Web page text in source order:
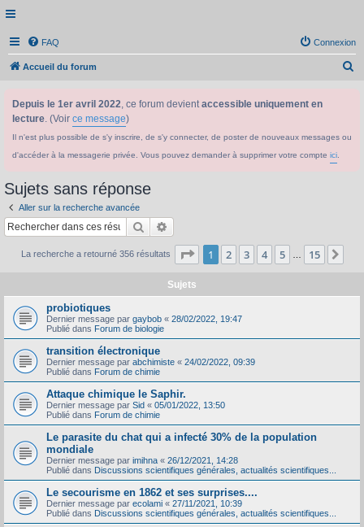
FAQ Connexion
Accueil du forum
Depuis le 1er avril 2022, ce forum devientaccessible uniquement en
lecture. (Voir ce message)
Il n'est plus possible de s'y inscrire, de s'y connecter, de poster de nouveaux messages ou
d'accéder à la messagerie privée. Vous pouvez demander à supprimer votre compte ici
Sujets sans réponse
Aller sur la recherche avancée
Rechercher
La recherche a retourné 356 résultats Page 1sur15
1 2 3 4 5 15
Sujets
probiotiques
Dernier message par gaybob « 28/02/2022, 19:47
Publié dans Forum de biologie
transition électronique
Dernier message par abchimiste « 24/02/2022, 09:39
Publié dans Forum de chimie
Attaque chimique le Saphir.
Dernier message par Sid « 05/01/2022, 13:50
Publié dans Forum de chimie
Le parasite du chat qui a infecté 30% de la population
mondiale
Dernier message par imihna « 26/12/2021, 14:28
Publié dans Discussions scientifiques générales, actualités scientifiques...
Le secourisme en 1862 et ses surprises....
Dernier message par ecolami « 27/11/2021, 10:39
Publié dans Discussions scientifiques générales, actualités scientifiques...